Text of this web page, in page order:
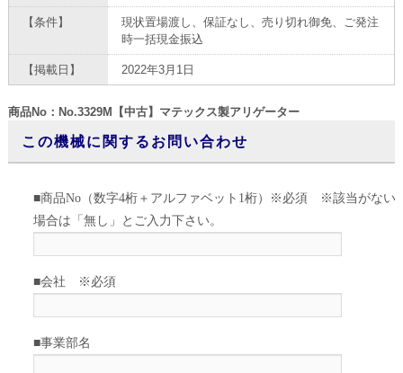
【条件】
現状置場渡し、保証なし、売り切れ御免、ご発注
時一括現金振込
【掲載日】 2022年3月1日
商品No：No.3329M【中古】マテックス製アリゲーター
この機械に関するお問い合わせ